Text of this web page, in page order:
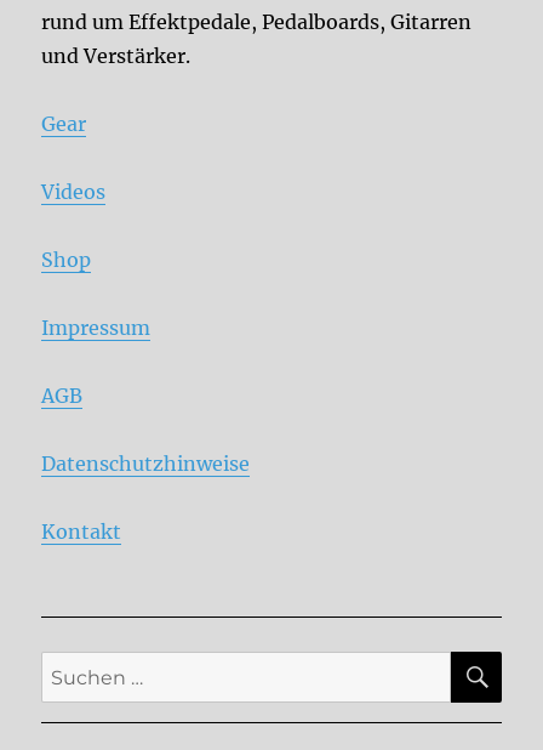
rund um Effektpedale, Pedalboards, Gitarren
und Verstärker.
Gear
Videos
Shop
Impressum
AGB
Datenschutzhinweise
Kontakt
Suche
nach: